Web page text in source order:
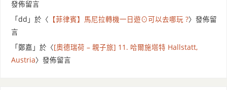
發佈留言
「dd 」於〈 【菲律賓】馬尼拉轉機一日遊⊙可以去哪玩 ?〉發佈留
言
「鄭嘉 」於〈[奧德瑞荷 – 親子旅] 11. 哈爾施塔特 Hallstatt,
Austria〉發佈留言